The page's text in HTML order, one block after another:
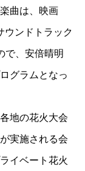
曲は、映画
ウンドトラック
で、安倍晴明
グラムとなっ
地の花火大会
実施される会
イベート花火